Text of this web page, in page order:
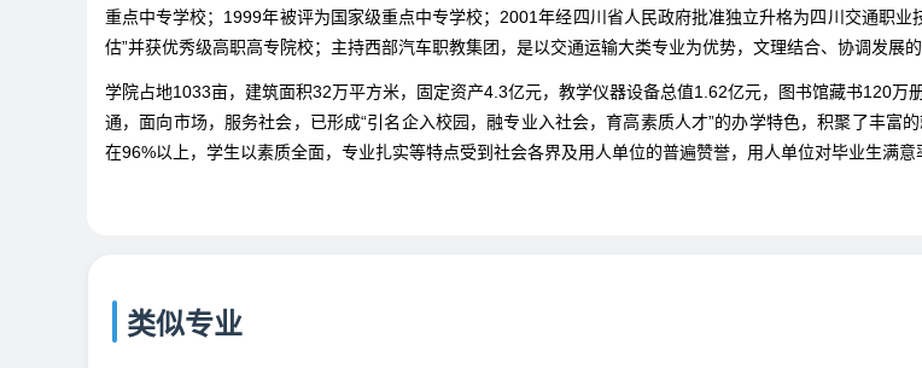
重点中专学校；1999年被评为国家级重点中专学校；2001年经四川省人民政府批准独立升格为四川交通职
估”并获优秀级高职高专院校；主持西部汽车职教集团，是以交通运输大类专业为优势，文理结合、协调发展的
学院占地1033亩，建筑面积32万平方米，固定资产4.3亿元，教学仪器设备总值1.62亿元，图书馆藏书120
通，面向市场，服务社会，已形成“引名企入校园，融专业入社会，育高素质人才”的办学特色，积聚了丰
在96%以上，学生以素质全面，专业扎实等特点受到社会各界及用人单位的普遍赞誉，用人单位对毕业生满意
类似专业